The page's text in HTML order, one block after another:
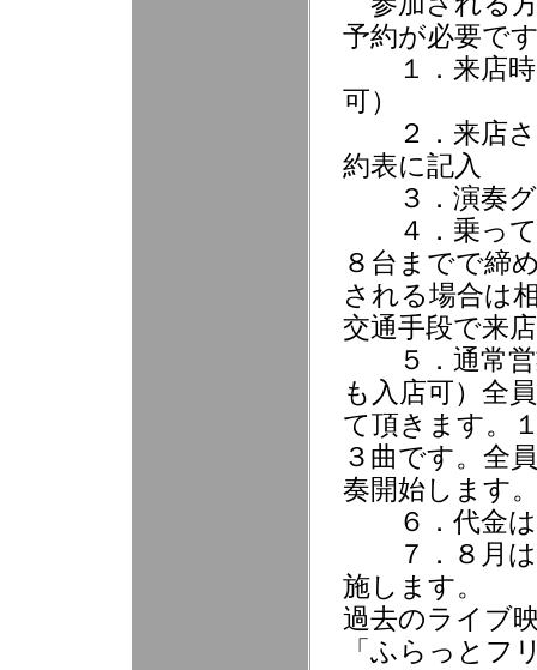
予約が必要で
１．来店時
可）
２．来店さ
約表に記入
３．演奏グ
４．乗って
８台までで締
される場合は
交通手段で来
５．通常営
も入店可）全
て頂きます。
３曲です。全
奏開始します
６．代金は
７．８月は
施します。
過去のライブ
「ふらっとフ